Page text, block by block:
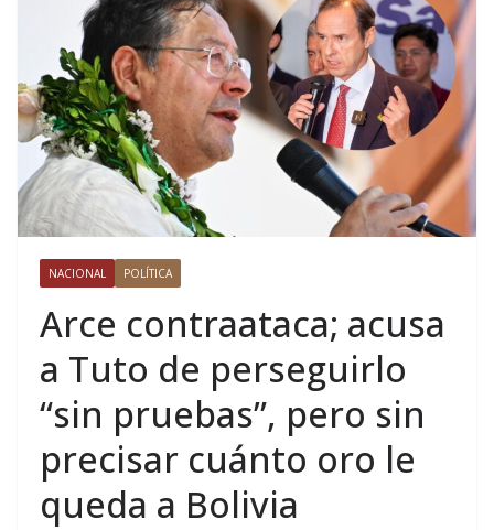
NACIONAL POLÍTICA
Arce contraataca; acusa
a Tuto de perseguirlo
“sin pruebas”, pero sin
precisar cuánto oro le
queda a Bolivia